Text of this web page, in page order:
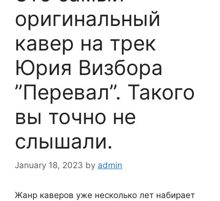
оригинальный
кавер на трек
Юрия Визбора
”Перевал”. Такого
вы точно не
слышали.
January 18, 2023 by admin
Жанр каверов уже несколько лет набирает